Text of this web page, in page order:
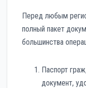
Перед любым
полный пакет
большинства
Паспорт
документ,